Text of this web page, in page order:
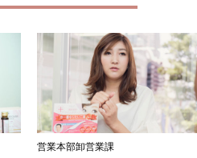
営業本部卸営業課